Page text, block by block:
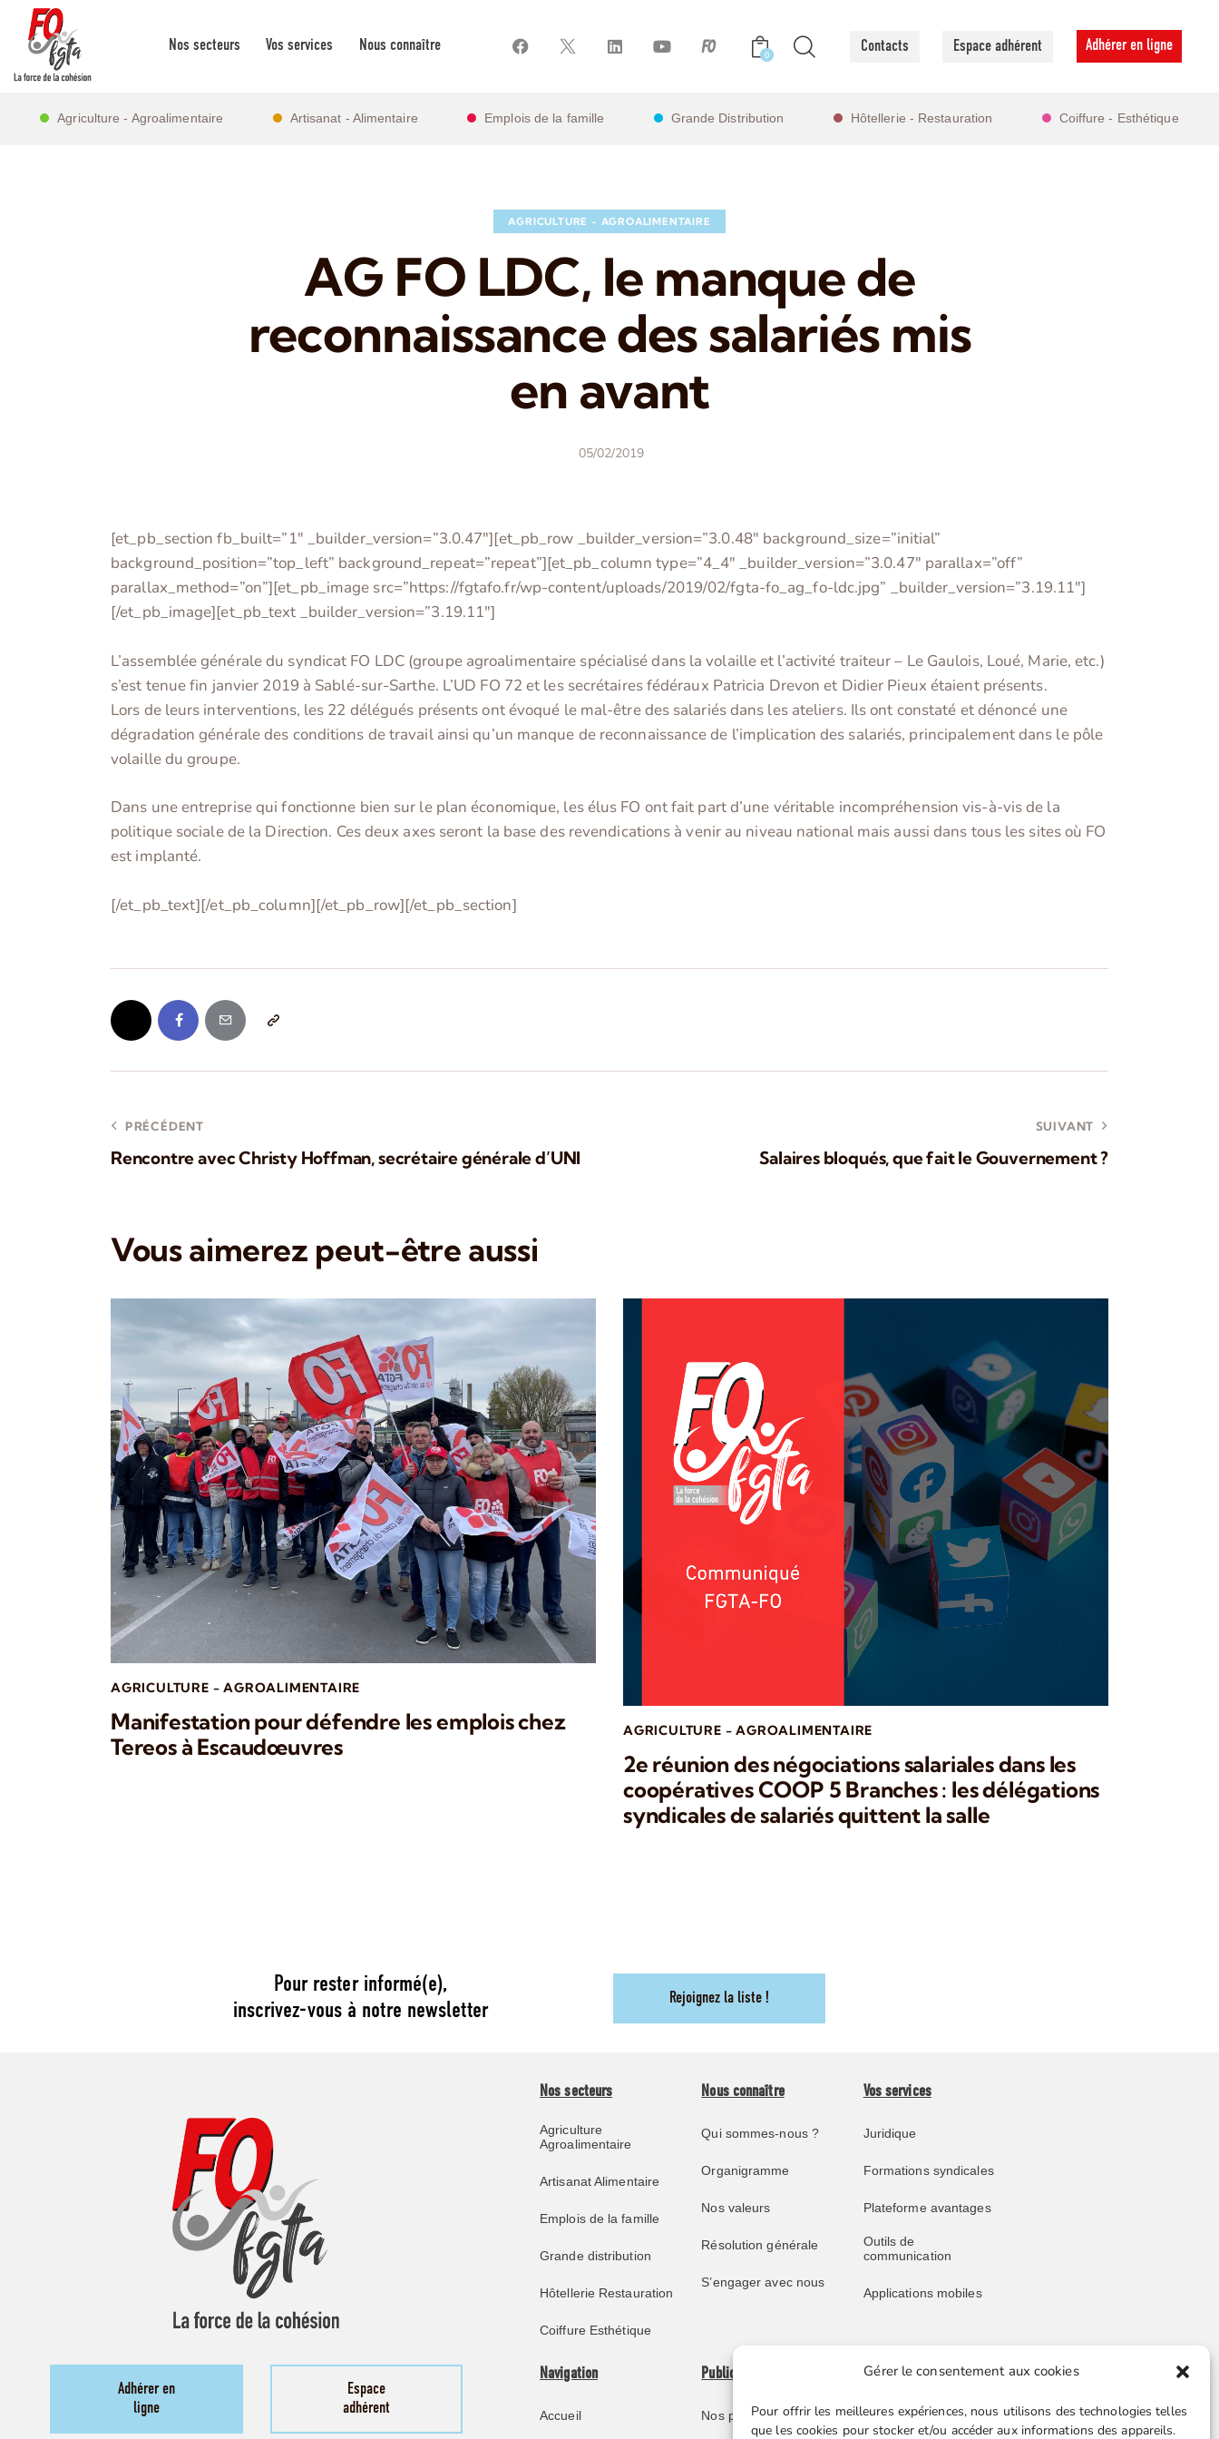
Gérer le consentement aux cookies
Pour offrir les meilleures expériences, nous utilisons des technologies telles
que les cookies pour stocker et/ou accéder aux informations des appareils.
Nos secteurs Vos services Nous connaître
0 Contacts Espace adhérent Adhérer en ligne
Agriculture - Agroalimentaire Artisanat - Alimentaire Emplois de la famille Grande Distribution Hôtellerie - Restauration Coiffure - Esthétique
AGRICULTURE - AGROALIMENTAIRE
AG FO LDC, le manque de
reconnaissance des salariés mis
en avant
05/02/2019
[et_pb_section fb_built=”1″ _builder_version=”3.0.47″][et_pb_row _builder_version=”3.0.48″ background_size=”initial”
background_position=”top_left” background_repeat=”repeat”][et_pb_column type=”4_4″ _builder_version=”3.0.47″ parallax=”off”
parallax_method=”on”][et_pb_image src=”https://fgtafo.fr/wp-content/uploads/2019/02/fgta-fo_ag_fo-ldc.jpg” _builder_version=”3.19.11″]
[/et_pb_image][et_pb_text _builder_version=”3.19.11″]
L’assemblée générale du syndicat FO LDC (groupe agroalimentaire spécialisé dans la volaille et l’activité traiteur – Le Gaulois, Loué, Marie, etc.)
s’est tenue fin janvier 2019 à Sablé-sur-Sarthe. L’UD FO 72 et les secrétaires fédéraux Patricia Drevon et Didier Pieux étaient présents.
Lors de leurs interventions, les 22 délégués présents ont évoqué le mal-être des salariés dans les ateliers. Ils ont constaté et dénoncé une
dégradation générale des conditions de travail ainsi qu’un manque de reconnaissance de l’implication des salariés, principalement dans le pôle
volaille du groupe.
Dans une entreprise qui fonctionne bien sur le plan économique, les élus FO ont fait part d’une véritable incompréhension vis-à-vis de la
politique sociale de la Direction. Ces deux axes seront la base des revendications à venir au niveau national mais aussi dans tous les sites où FO
est implanté.
[/et_pb_text][/et_pb_column][/et_pb_row][/et_pb_section]
PRÉCÉDENT
Rencontre avec Christy Hoffman, secrétaire générale d’UNI
SUIVANT
Salaires bloqués, que fait le Gouvernement ?
Vous aimerez peut-être aussi
AGRICULTURE - AGROALIMENTAIRE
Manifestation pour défendre les emplois chez
Tereos à Escaudœuvres
AGRICULTURE - AGROALIMENTAIRE
2e réunion des négociations salariales dans les
coopératives COOP 5 Branches : les délégations
syndicales de salariés quittent la salle
Pour rester informé(e),
inscrivez-vous à notre newsletter
Rejoignez la liste !
Adhérer en
ligne
Espace
adhérent
Nos secteurs
Agriculture
Agroalimentaire
Artisanat Alimentaire
Emplois de la famille
Grande distribution
Hôtellerie Restauration
Coiffure Esthétique
Nous connaître
Qui sommes-nous ?
Organigramme
Nos valeurs
Résolution générale
S’engager avec nous
Vos services
Juridique
Formations syndicales
Plateforme avantages
Outils de
communication
Applications mobiles
Navigation
Accueil
Publications
Nos publications
Liens utiles
Boutique en ligne